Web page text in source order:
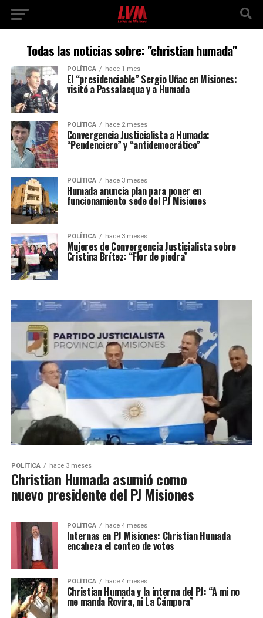
Todas las noticias sobre: "christian humada"
POLÍTICA hace 1 mes
El “presidenciable” Sergio Uñac en Misiones:
visitó a Passalacqua y a Humada
POLÍTICA hace 2 meses
Convergencia Justicialista a Humada:
“Pendenciero” y “antidemocrático”
POLÍTICA hace 3 meses
Humada anuncia plan para poner en
funcionamiento sede del PJ Misiones
POLÍTICA hace 3 meses
Mujeres de Convergencia Justicialista sobre
Cristina Brítez: “Flor de piedra”
POLÍTICA hace 3 meses
Christian Humada asumió como
nuevo presidente del PJ Misiones
POLÍTICA hace 4 meses
Internas en PJ Misiones: Christian Humada
encabeza el conteo de votos
POLÍTICA hace 4 meses
Christian Humada y la interna del PJ: “A mi no
me manda Rovira, ni La Cámpora”